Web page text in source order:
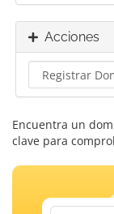
Acciones
Encuentra un
clave para